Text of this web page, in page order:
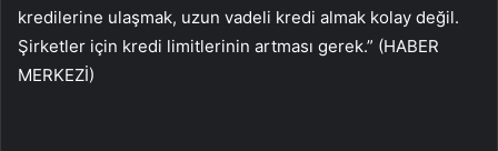
kredilerine ulaşmak, uzun vadeli kredi almak kolay değil.
Şirketler için kredi limitlerinin artması gerek.” (HABER
MERKEZİ)